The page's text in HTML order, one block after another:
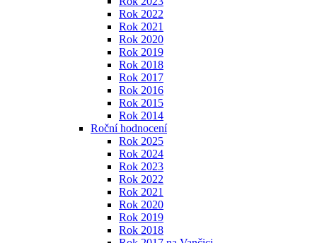
Rok 2022
Rok 2021
Rok 2020
Rok 2019
Rok 2018
Rok 2017
Rok 2016
Rok 2015
Rok 2014
Roční hodnocení
Rok 2025
Rok 2024
Rok 2023
Rok 2022
Rok 2021
Rok 2020
Rok 2019
Rok 2018